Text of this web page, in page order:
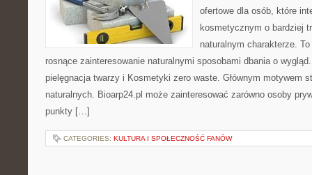
ofertowe dla osób, które
kosmetycznym o bardziej
naturalnym charakterze.
rosnące zainteresowanie naturalnymi sposobami dbania o
pielęgnacja twarzy i Kosmetyki zero waste. Głównym motywem
naturalnych. Bioarp24.pl może zainteresować zarówno osoby
punkty […]
CATEGORIES: KULTURA I SPOŁECZNOŚĆ FANÓW